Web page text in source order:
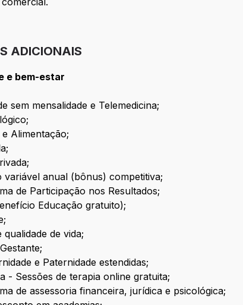
ADICIONAIS
e bem-estar
sem mensalidade e Telemedicina;
Alimentação;
variável anual (bônus) competitiva;
de Participação nos Resultados;
Educação gratuito);
de vida;
e Paternidade estendidas;
- Sessões de terapia online gratuita;
de assessoria financeira, jurídica e psicológica;